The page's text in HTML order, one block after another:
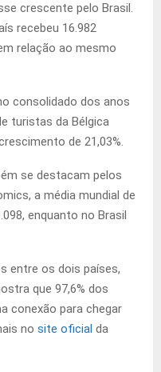
crescente pelo Brasil.
recebeu 16.982
relação ao mesmo
consolidado dos anos
turistas da Bélgica
de 21,03%.
se destacam pelos
a média mundial de
enquanto no Brasil
entre os dois países,
que 97,6% dos
conexão para chegar
no site oficial da